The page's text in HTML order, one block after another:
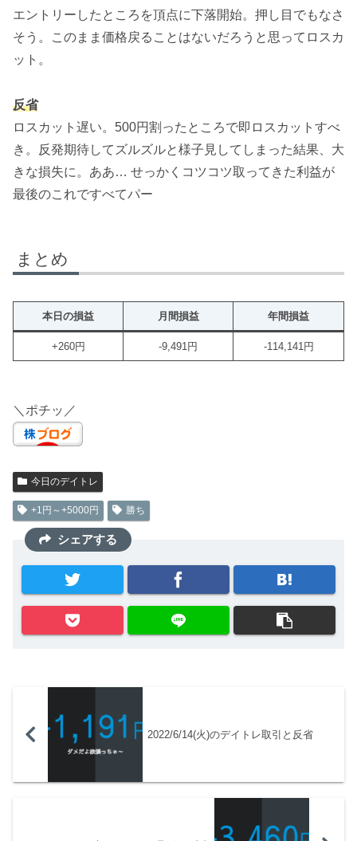
エントリーしたところを頂点に下落開始。押し目でもなさ
そう。このまま価格戻ることはないだろうと思ってロスカ
ット。
反省
ロスカット遅い。500円割ったところで即ロスカットすべ
き。反発期待してズルズルと様子見してしまった結果、大
きな損失に。ああ… せっかくコツコツ取ってきた利益が
最後のこれですべてパー
まとめ
本日の損益 月間損益 年間損益
+260円 -9,491円 -114,141円
＼ポチッ／
今日のデイトレ
+1円～+5000円 勝ち
シェアする
2022/6/14(火)のデイトレ取引と反省